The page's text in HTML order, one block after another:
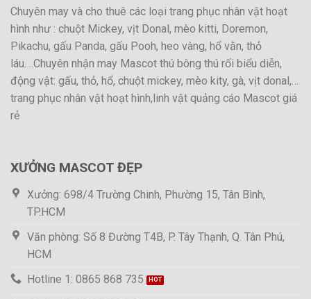
Chuyên may và cho thuê các loại trang phục nhân vật hoạt
hình như : chuột Mickey, vịt Donal, mèo kitti, Doremon,
Pikachu, gấu Panda, gấu Pooh, heo vàng, hổ vằn, thỏ
láu….Chuyên nhận may Mascot thú bông thú rối biểu diễn,
động vật: gấu, thỏ, hổ, chuột mickey, mèo kity, gà, vịt donal,…
trang phục nhân vật hoạt hình,linh vật quảng cáo Mascot giá
rẻ
XƯỞNG MASCOT ĐẸP
Xưởng: 698/4 Trường Chinh, Phường 15, Tân Bình,
TP.HCM
Văn phòng: Số 8 Đường T4B, P. Tây Thạnh, Q. Tân Phú,
HCM
Hotline 1: 0865 868 735